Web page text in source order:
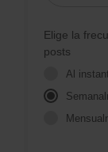
Elige la
posts
Al